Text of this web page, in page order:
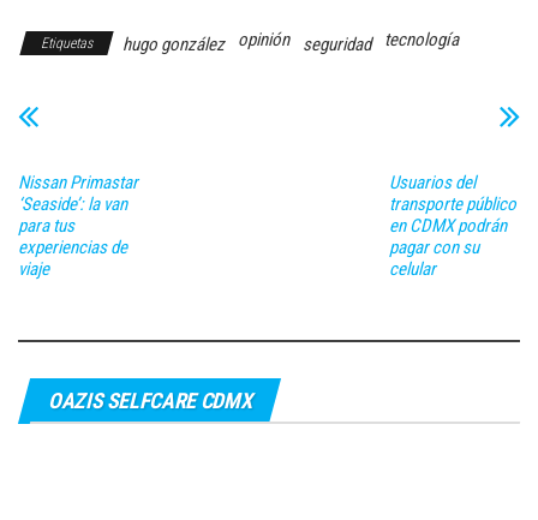
Etiquetas hugo gonzález opinión seguridad tecnología
Nissan Primastar
‘Seaside’: la van
para tus
experiencias de
viaje
Usuarios del
transporte público
en CDMX podrán
pagar con su
celular
OAZIS SELFCARE CDMX